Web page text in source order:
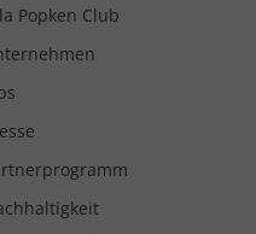
Popken Club